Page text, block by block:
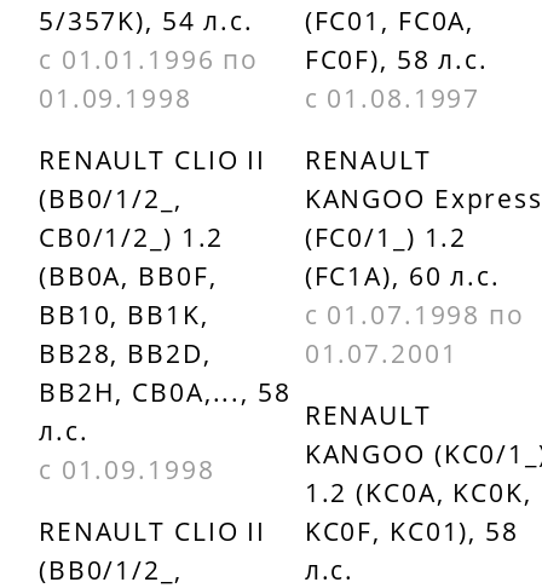
5/357K), 54 л.с.
с 01.01.1996 по
01.09.1998
RENAULT CLIO II
(BB0/1/2_,
CB0/1/2_) 1.2
(BB0A, BB0F,
BB10, BB1K,
BB28, BB2D,
BB2H, CB0A,..., 58
л.с.
с 01.09.1998
RENAULT CLIO II
(BB0/1/2_,
(FC01, FC0A,
FC0F), 58 л.с.
с 01.08.1997
RENAULT
KANGOO Express
(FC0/1_) 1.2
(FC1A), 60 л.с.
с 01.07.1998 по
01.07.2001
RENAULT
KANGOO (KC0/
1.2 (KC0A, KC0K,
KC0F, KC01), 58
л.с.